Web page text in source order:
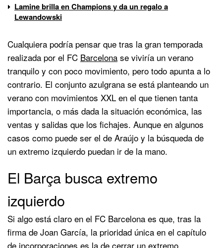
Lamine brilla en Champions y da un regalo a
Lewandowski
Cualquiera podría pensar que tras la gran temporada
realizada por el FC Barcelona se viviría un verano
tranquilo y con poco movimiento, pero todo apunta a lo
contrario. El conjunto azulgrana se está planteando un
verano con movimientos XXL en el que tienen tanta
importancia, o más dada la situación económica, las
ventas y salidas que los fichajes. Aunque en algunos
casos como puede ser el de Araújo y la búsqueda de
un extremo izquierdo puedan ir de la mano.
El Barça busca extremo
izquierdo
Si algo está claro en el FC Barcelona es que, tras la
firma de Joan García, la prioridad única en el capítulo
de incorporaciones es la de cerrar un extremo